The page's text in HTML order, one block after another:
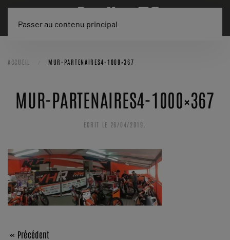
Passer au contenu principal
ACCUEIL MUR-PARTENAIRES4-1000×367
MUR-PARTENAIRES4-1000×367
ÉCRIT LE 26/04/2019
« Précédent